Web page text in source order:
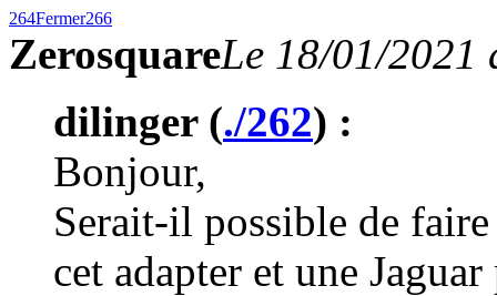
264Fermer266
ZerosquareLe 18/01/2021
dilinger (./262) :
Bonjour,
Serait-il possible de
cet adapter et une